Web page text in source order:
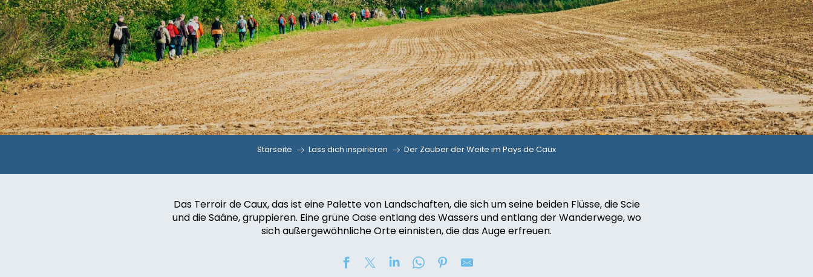
Starseite Lass dich inspirieren Der Zauber der Weite im Pays de Caux
Das Terroir de Caux, das ist eine Palette von Landschaften, die sich um seine beiden Flüsse, die Scie
und die Saâne, gruppieren. Eine grüne Oase entlang des Wassers und entlang der Wanderwege, wo
sich außergewöhnliche Orte einnisten, die das Auge erfreuen.